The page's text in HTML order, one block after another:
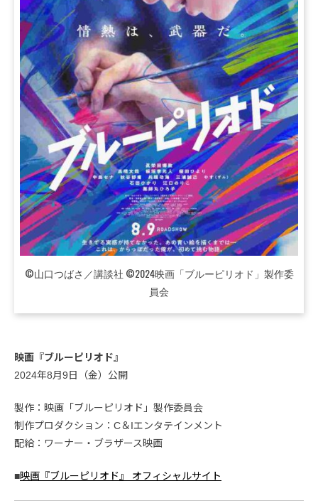
©山口つばさ／講談社 ©2024映画「ブルーピリオド」製作委
員会
映画『ブルーピリオド』
2024年8月9日（金）公開
製作：映画「ブルーピリオド」製作委員会
制作プロダクション：C＆Iエンタテインメント
配給：ワーナー・ブラザース映画
■映画『ブルーピリオド』 オフィシャルサイト